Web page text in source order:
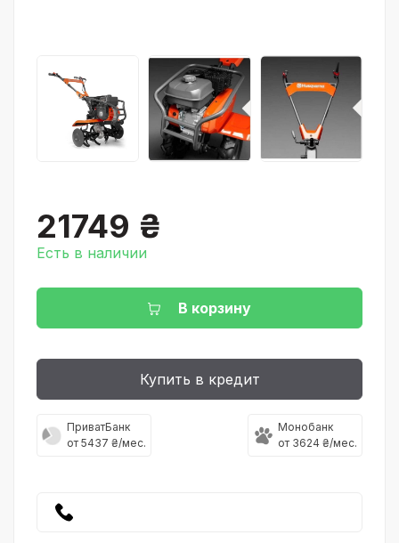
21749 ₴
Есть в наличии
В корзину
Купить в кредит
ПриватБанк
от 5437 ₴/мес.
Монобанк
от 3624 ₴/мес.